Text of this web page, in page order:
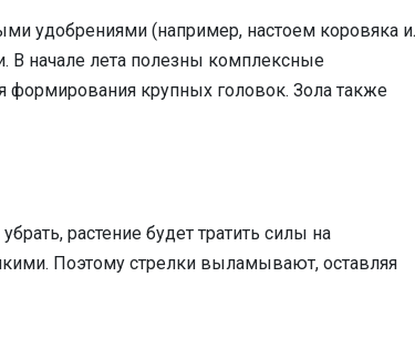
удобрениями (например, настоем коровяка
В начале лета полезны комплексные
крупных головок. Зола также
растение будет тратить силы на
Поэтому стрелки выламывают, оставляя